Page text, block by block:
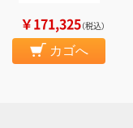
￥171,325（税込）
カゴへ